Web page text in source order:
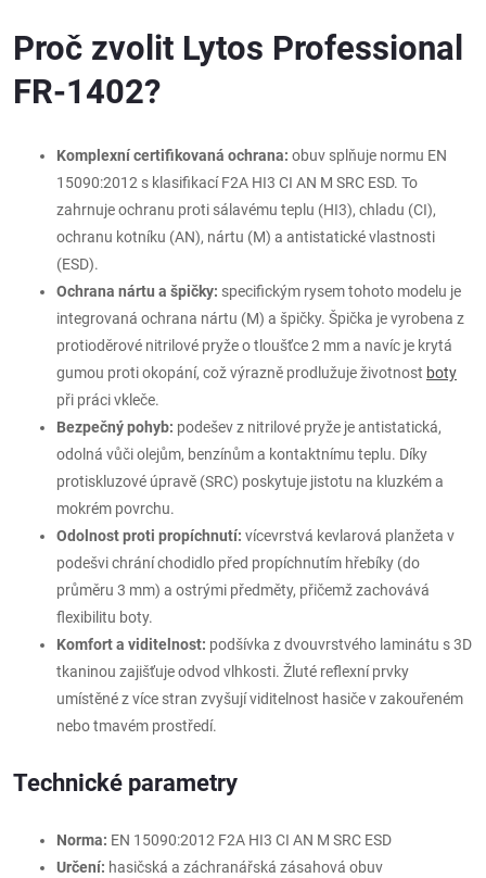
Proč zvolit Lytos Professional
FR-1402?
Komplexní certifikovaná ochrana: obuv splňuje normu EN
15090:2012 s klasifikací F2A HI3 CI AN M SRC ESD. To
zahrnuje ochranu proti sálavému teplu (HI3), chladu (CI),
ochranu kotníku (AN), nártu (M) a antistatické vlastnosti
(ESD).
Ochrana nártu a špičky: specifickým rysem tohoto modelu je
integrovaná ochrana nártu (M) a špičky. Špička je vyrobena z
protioděrové nitrilové pryže o tloušťce 2 mm a navíc je krytá
gumou proti okopání, což výrazně prodlužuje životnost boty
při práci vkleče.
Bezpečný pohyb: podešev z nitrilové pryže je antistatická,
odolná vůči olejům, benzínům a kontaktnímu teplu. Díky
protiskluzové úpravě (SRC) poskytuje jistotu na kluzkém a
mokrém povrchu.
Odolnost proti propíchnutí: vícevrstvá kevlarová planžeta v
podešvi chrání chodidlo před propíchnutím hřebíky (do
průměru 3 mm) a ostrými předměty, přičemž zachovává
flexibilitu boty.
Komfort a viditelnost: podšívka z dvouvrstvého laminátu s 3D
tkaninou zajišťuje odvod vlhkosti. Žluté reflexní prvky
umístěné z více stran zvyšují viditelnost hasiče v zakouřeném
nebo tmavém prostředí.
Technické parametry
Norma: EN 15090:2012 F2A HI3 CI AN M SRC ESD
Určení: hasičská a záchranářská zásahová obuv